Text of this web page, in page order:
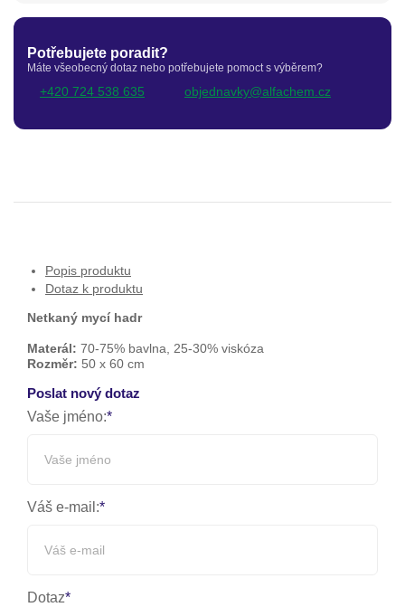
Potřebujete poradit?
Máte všeobecný dotaz nebo potřebujete pomoct s výběrem?
+420 724 538 635 objednavky@alfachem.cz
Popis produktu
Dotaz k produktu
Netkaný mycí hadr
Materál: 70-75% bavlna, 25-30% viskóza
Rozměr: 50 x 60 cm
Poslat nový dotaz
Vaše jméno:
Váš e-mail:
Dotaz